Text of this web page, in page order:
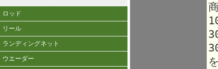
ロッド
リール
ランディングネット
ウエーダー